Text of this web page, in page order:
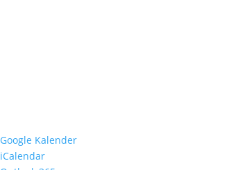
Google Kalender
iCalendar